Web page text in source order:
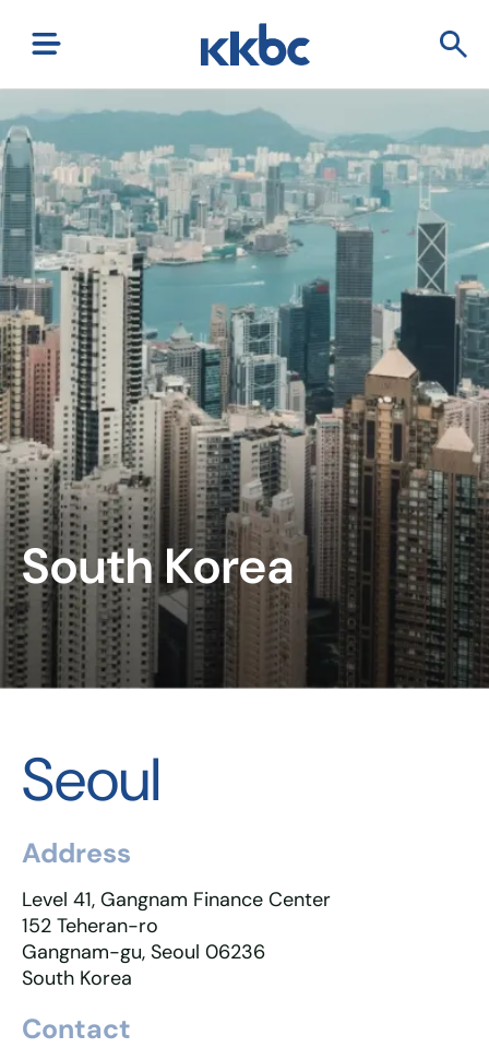
South Korea
Seoul
Address
Level 41, Gangnam Finance Center
152 Teheran-ro
Gangnam-gu, Seoul 06236
South Korea
Contact